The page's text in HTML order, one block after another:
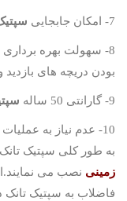
7- امکان جابجایی
8- سهولت بهره برداری و تخلیه لجن از
بودن دریچه های بازدید
9- گارانتی 50 ساله
10- عدم نیاز به
به طور کلی سپتیک
زمینی نصب می
فاضلاب به سپتیک تانک